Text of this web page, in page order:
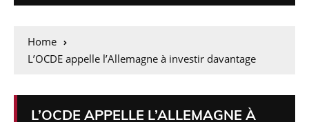
Home
L’OCDE appelle l’Allemagne à investir davantage
L’OCDE APPELLE L’ALLEMAGNE À